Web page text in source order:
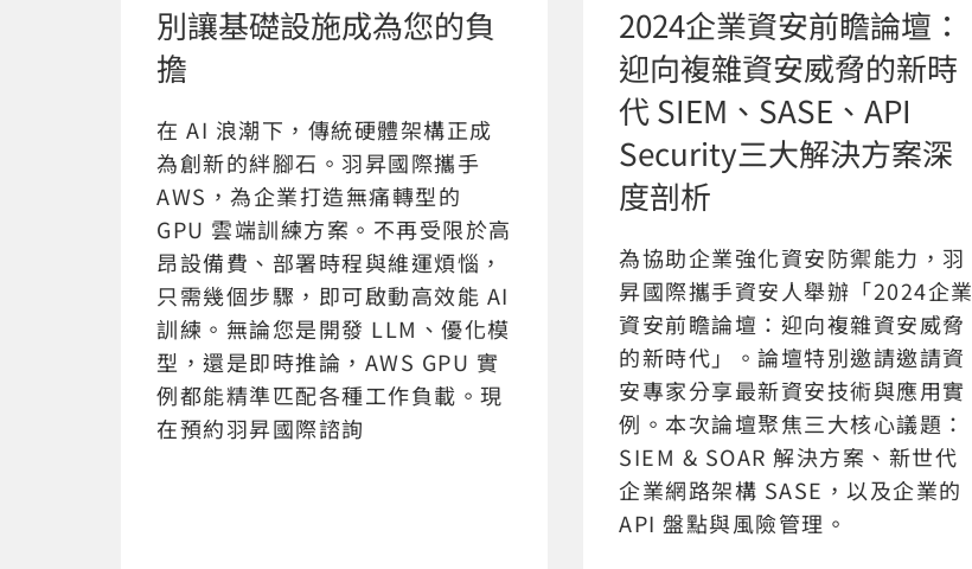
別讓基礎設施成為您的負
擔
在 AI 浪潮下，傳統硬體架構正成
為創新的絆腳石。羽昇國際攜手
AWS，為企業打造無痛轉型的
GPU 雲端訓練方案。不再受限於高
昂設備費、部署時程與維運煩惱，
只需幾個步驟，即可啟動高效能 AI
訓練。無論您是開發 LLM、優化模
型，還是即時推論，AWS GPU 實
例都能精準匹配各種工作負載。現
在預約羽昇國際諮詢
2024企業資安前瞻論壇：
迎向複雜資安威脅的新時
代 SIEM、SASE、API
Security三大解決方案深
度剖析
為協助企業強化資安防禦能力，羽
昇國際攜手資安人舉辦「2024企業
資安前瞻論壇：迎向複雜資安威脅
的新時代」。論壇特別邀請邀請資
安專家分享最新資安技術與應用實
例。本次論壇聚焦三大核心議題：
SIEM & SOAR 解決方案、新世代
企業網路架構 SASE，以及企業的
API 盤點與風險管理。